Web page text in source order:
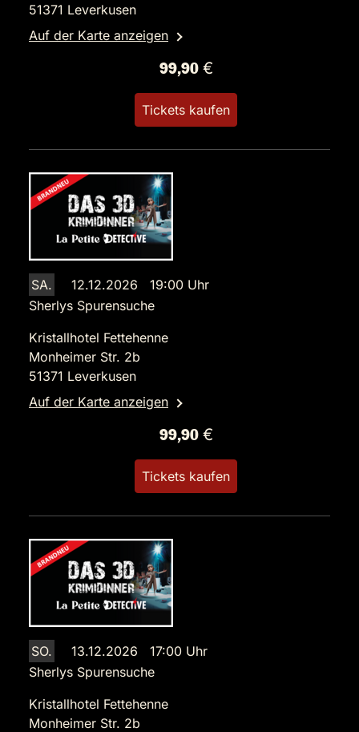
51371 Leverkusen
Auf der Karte anzeigen
99,90 €
Tickets kaufen
SA.
12.12.2026 19:00 Uhr
Sherlys Spurensuche
Kristallhotel Fettehenne
Monheimer Str. 2b
51371 Leverkusen
Auf der Karte anzeigen
99,90 €
Tickets kaufen
SO.
13.12.2026 17:00 Uhr
Sherlys Spurensuche
Kristallhotel Fettehenne
Monheimer Str. 2b